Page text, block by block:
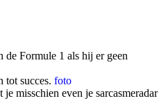
de Formule 1 als hij er geen
tot succes. foto
misschien even je sarcasmeradar